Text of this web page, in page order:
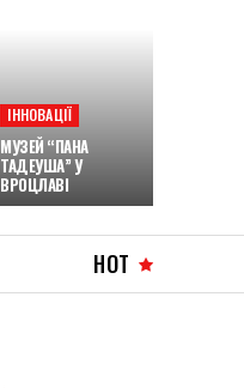
ІННОВАЦІЇ
МУЗЕЙ “ПАНА
ТАДЕУША” У
ВРОЦЛАВІ
HOT